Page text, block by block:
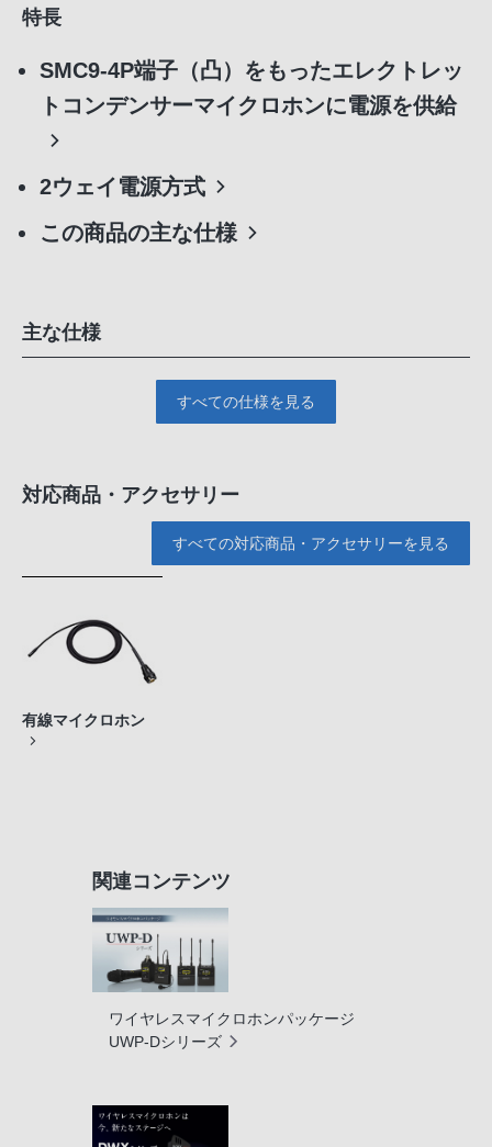
特長
SMC9-4P端子（凸）をもったエレクトレッ
トコンデンサーマイクロホンに電源を供給
2ウェイ電源方式
この商品の主な仕様
主な仕様
すべての仕様を見る
対応商品・アクセサリー
すべての対応商品・アクセサリーを見る
有線マイクロホン
関連コンテンツ
ワイヤレスマイクロホンパッケージ
UWP-Dシリーズ